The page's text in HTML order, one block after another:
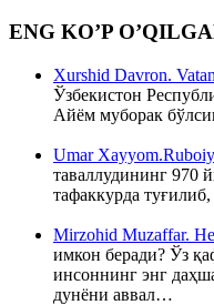
ENG KO’P
Xurshid Davron.
Ўзбекистон
Айём муборак
Umar
таваллудининг 970
тафаккурда
Mirzohid Muzaffar.
имкон беради? Ўз
инсоннинг энг
дунёни аввал…